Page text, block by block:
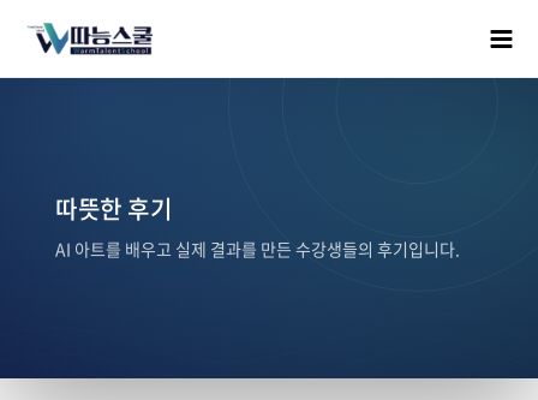
따뜻한 후기
AI 아트를 배우고 실제 결과를 만든 수강생들의 후기입니다.